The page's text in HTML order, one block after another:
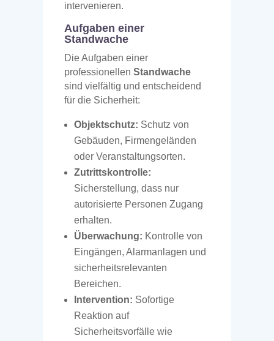
intervenieren.
Aufgaben einer
Standwache
Die Aufgaben einer
professionellen Standwache
sind vielfältig und entscheidend
für die Sicherheit:
Objektschutz: Schutz von
Gebäuden, Firmengeländen
oder Veranstaltungsorten.
Zutrittskontrolle:
Sicherstellung, dass nur
autorisierte Personen Zugang
erhalten.
Überwachung: Kontrolle von
Eingängen, Alarmanlagen und
sicherheitsrelevanten
Bereichen.
Intervention: Sofortige
Reaktion auf
Sicherheitsvorfälle wie